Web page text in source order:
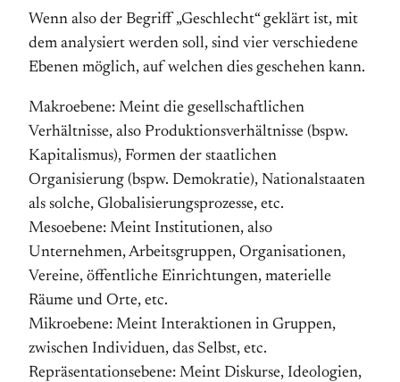
Wenn also der Begriff „Geschlecht“ geklärt ist, mit
dem analysiert werden soll, sind vier verschiedene
Ebenen möglich, auf welchen dies geschehen kann.
Makroebene: Meint die gesellschaftlichen
Verhältnisse, also Produktionsverhältnisse (bspw.
Kapitalismus), Formen der staatlichen
Organisierung (bspw. Demokratie), Nationalstaaten
als solche, Globalisierungsprozesse, etc.
Mesoebene: Meint Institutionen, also
Unternehmen, Arbeitsgruppen, Organisationen,
Vereine, öffentliche Einrichtungen, materielle
Räume und Orte, etc.
Mikroebene: Meint Interaktionen in Gruppen,
zwischen Individuen, das Selbst, etc.
Repräsentationsebene: Meint Diskurse, Ideologien,